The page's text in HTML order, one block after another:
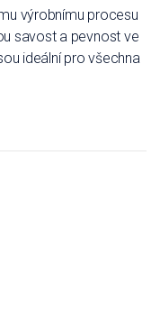
výrobnímu procesu
savost a pevnost ve
ideální pro všechna